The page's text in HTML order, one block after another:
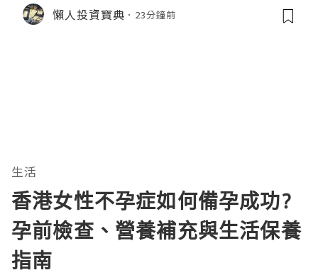
懶人投資寶典 23分鐘前
生活
香港女性不孕症如何備孕成功?
孕前檢查、營養補充與生活保養
指南